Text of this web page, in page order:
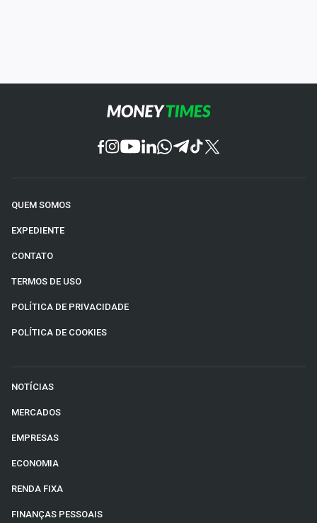
QUEM SOMOS
EXPEDIENTE
CONTATO
TERMOS DE USO
POLÍTICA DE PRIVACIDADE
POLÍTICA DE COOKIES
NOTÍCIAS
MERCADOS
EMPRESAS
ECONOMIA
RENDA FIXA
FINANÇAS PESSOAIS